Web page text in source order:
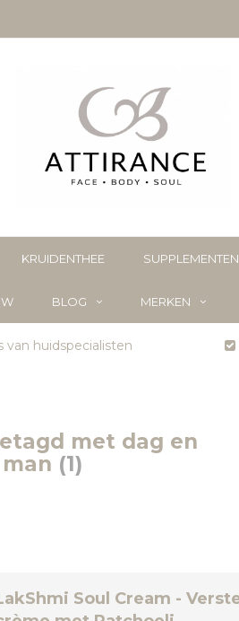
KRUIDENTHEE SUPPLEMENTEN
BLOG MERKEN
van huidspecialisten
met dag en
(1)
Soul Cream -